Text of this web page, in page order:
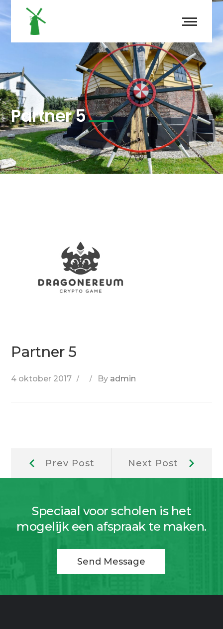
Partner 5
Partner 5
4 oktober 2017 By admin
Berichtnavigatie
Prev Post Next Post Post:
Speciaal voor scholen is het
mogelijk een afspraak te maken.
Send Message